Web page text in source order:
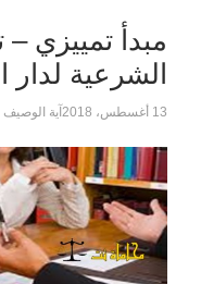
مبدأ تمييزي
الشرعية لدار
13 أغسطس، 2018 آية الوصيف